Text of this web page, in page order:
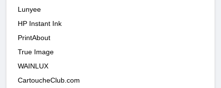
Lunyee
HP Instant Ink
PrintAbout
True Image
WAINLUX
CartoucheClub.com